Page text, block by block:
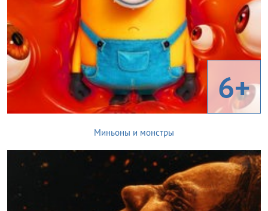
6+
Миньоны и монстры